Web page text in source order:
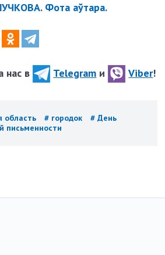
Фота аўтара.
нас в Telegram и Viber!
область # городок
# День
письменности